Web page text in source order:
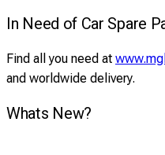
In Need of Car Spare
Find all you need at
and worldwide delivery.
Whats New?